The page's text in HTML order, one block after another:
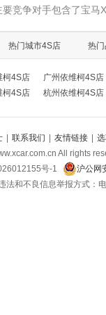
要竞争对手包含了宝马
热门城市4S店 热
柯4S店
广州依维柯4S店
柯4S店 杭州依维柯4S店
| 联系我们 | 友情链接 |
All rights
号-1
沪公网
法和不良信息举报方式：